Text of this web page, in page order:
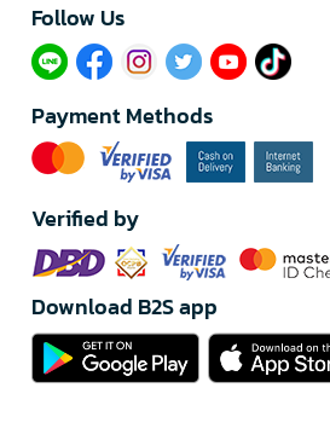
Follow Us​
Payment Methods
Verified by
Download B2S app